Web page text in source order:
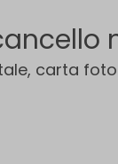
carta